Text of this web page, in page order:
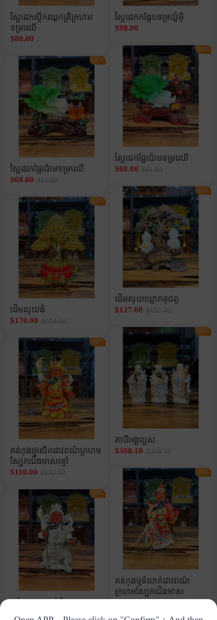
ស្ពៃដេកស្លឹកឈូកត្រីក្រហម
ទម្រឈើ
$88.00
ស្ពៃដរកផ្លែប៉ោមទម្រឈើ
$68.00 $81.60
-16%
ដើមលុយធំ
$170.00 $204.00
-16%
គន់កុងថ្មលើកដាវពណ៌ក្រហម
ស្បែកជើងមាសខ្មៅ
$110.00 $132.00
-16%
គន់កុងថ្មសកាន់ដុំមាស
-16%
ស្ពៃដេកកង្កែបទម្រយ៉ូអុី
$98.00
ស្ពៃដេកផ្លែប៉ោមទម្រឈើ
$68.00 $81.60
-16%
ដើមលុយឃ្លោកគុជគូ
$127.00 $152.40
-16%
តាបីអង្គល្អស
$308.10 $369.72
-16%
គន់កុងថ្មទំលាក់ដាវពណ៌
ក្រហមស្បែកជើងមាស
$136.00
-16%